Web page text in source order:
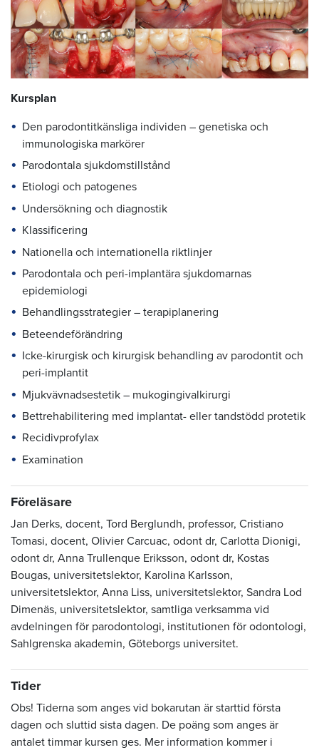
Kursplan
Den parodontitkänsliga individen – genetiska och
immunologiska markörer
Parodontala sjukdomstillstånd
Etiologi och patogenes
Undersökning och diagnostik
Klassificering
Nationella och internationella riktlinjer
Parodontala och peri-implantära sjukdomarnas
epidemiologi
Behandlingsstrategier – terapiplanering
Beteendeförändring
Icke-kirurgisk och kirurgisk behandling av parodontit och
peri-implantit
Mjukvävnadsestetik – mukogingivalkirurgi
Bettrehabilitering med implantat- eller tandstödd protetik
Recidivprofylax
Examination
Föreläsare
Jan Derks, docent, Tord Berglundh, professor, Cristiano
Tomasi, docent, Olivier Carcuac, odont dr, Carlotta Dionigi,
odont dr, Anna Trullenque Eriksson, odont dr, Kostas
Bougas, universitetslektor, Karolina Karlsson,
universitetslektor, Anna Liss, universitetslektor, Sandra Lod
Dimenäs, universitetslektor, samtliga verksamma vid
avdelningen för parodontologi, institutionen för odontologi,
Sahlgrenska akademin, Göteborgs universitet.
Tider
Obs! Tiderna som anges vid bokarutan är starttid första
dagen och sluttid sista dagen. De poäng som anges är
antalet timmar kursen ges. Mer information kommer i